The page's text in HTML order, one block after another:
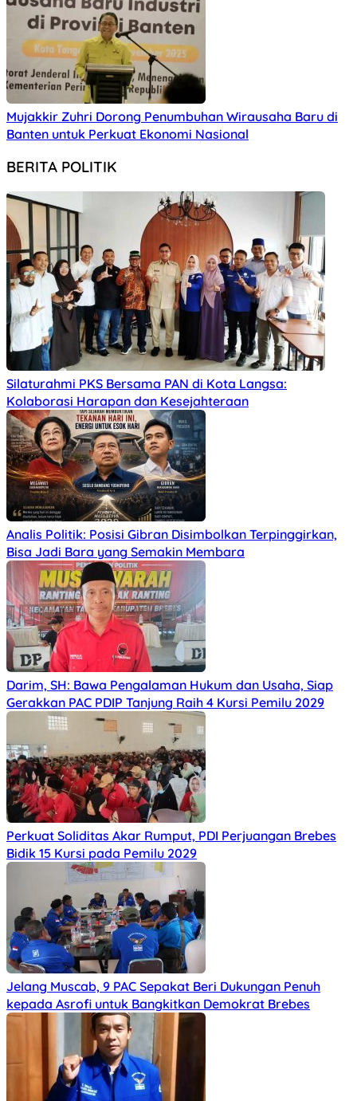
Mujakkir Zuhri Dorong Penumbuhan Wirausaha Baru di
Banten untuk Perkuat Ekonomi Nasional
BERITA POLITIK
Silaturahmi PKS Bersama PAN di Kota Langsa:
Kolaborasi Harapan dan Kesejahteraan
Analis Politik: Posisi Gibran Disimbolkan Terpinggirkan,
Bisa Jadi Bara yang Semakin Membara
Darim, SH: Bawa Pengalaman Hukum dan Usaha, Siap
Gerakkan PAC PDIP Tanjung Raih 4 Kursi Pemilu 2029
Perkuat Soliditas Akar Rumput, PDI Perjuangan Brebes
Bidik 15 Kursi pada Pemilu 2029
Jelang Muscab, 9 PAC Sepakat Beri Dukungan Penuh
kepada Asrofi untuk Bangkitkan Demokrat Brebes